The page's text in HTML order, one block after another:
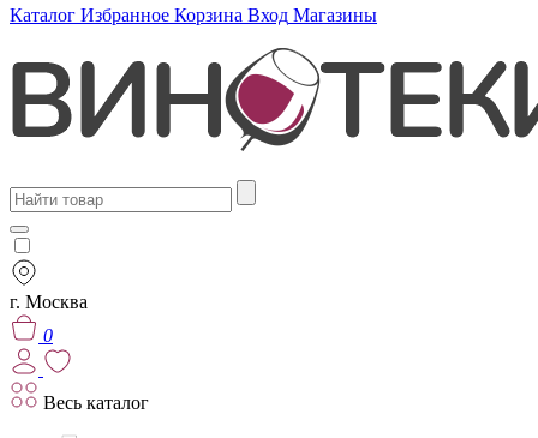
Каталог Избранное Корзина Вход Магазины
г. Москва
0
Весь каталог